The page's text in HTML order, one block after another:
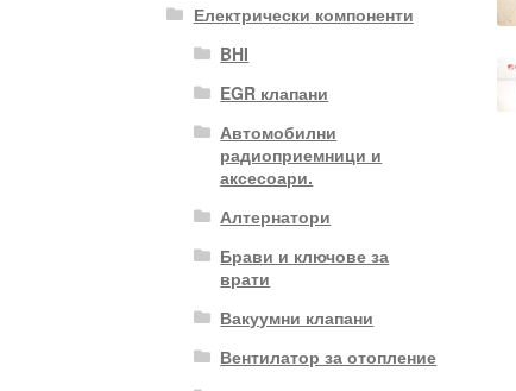
Електрически компоненти
BHI
EGR клапани
Автомобилни
радиоприемници и
аксесоари.
Алтернатори
Брави и ключове за
врати
Вакуумни клапани
Вентилатор за отопление